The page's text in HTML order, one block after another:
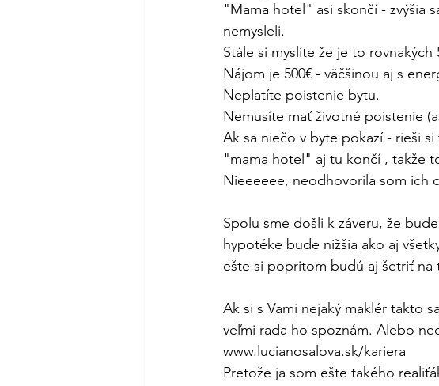
"Mama hotel" asi skončí - zvýšia
nemysleli.
Stále si myslíte že je to rovnakých
Nájom je 500€ - väčšinou aj s
Neplatíte poistenie bytu.
Nemusíte mať životné poistenie
Ak sa niečo v byte pokazí - rieši
"mama hotel" aj tu končí , takže
Nieeeeee, neodhovorila som ich
Spolu sme došli k záveru, že
hypotéke bude nižšia ako aj
ešte si popritom budú aj šetriť na
Ak si s Vami nejaký maklér takto
veľmi rada ho spoznám. Alebo
www.lucianosalova.sk/kariera
Pretože ja som ešte takého